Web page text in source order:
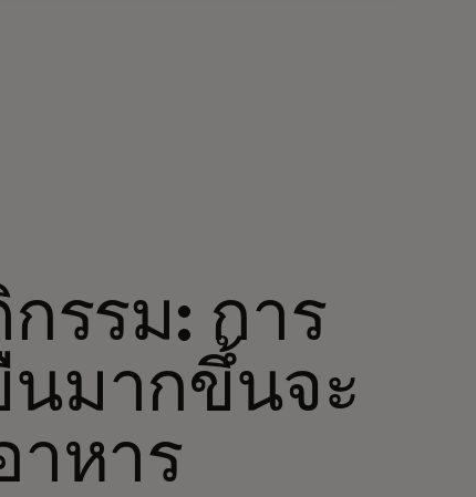
รรม: การ
นมากขึ้นจะ
าหาร